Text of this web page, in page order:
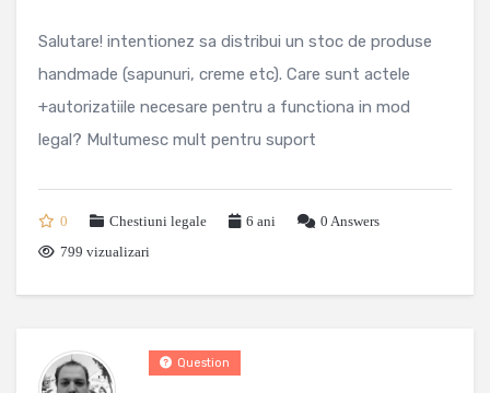
Salutare! intentionez sa distribui un stoc de produse
handmade (sapunuri, creme etc). Care sunt actele
+autorizatiile necesare pentru a functiona in mod
legal? Multumesc mult pentru suport
0 Chestiuni legale 6 ani 0 Answers
799 vizualizari
Question